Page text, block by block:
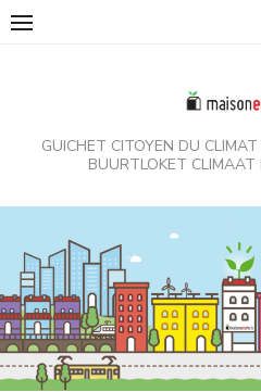
Skip
GUICHET CITOYEN DU
BUURTLOKET